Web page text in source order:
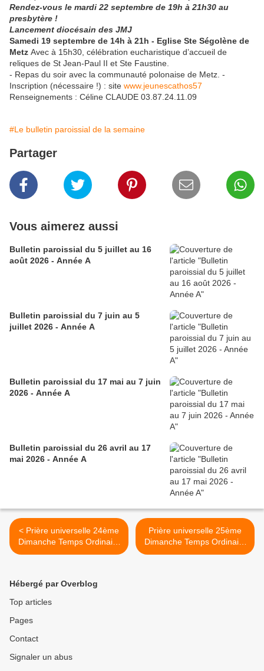
Rendez-vous le mardi 22 septembre de 19h à 21h30 au
presbytère !
Lancement diocésain des JMJ
Samedi 19 septembre de 14h à 21h - Eglise Ste Ségolène de
Metz Avec à 15h30, célébration eucharistique d’accueil de
reliques de St Jean-Paul II et Ste Faustine.
- Repas du soir avec la communauté polonaise de Metz. -
Inscription (nécessaire !) : site www.jeunescathos57
Renseignements : Céline CLAUDE 03.87.24.11.09
#Le bulletin paroissial de la semaine
Partager
Vous aimerez aussi
Bulletin paroissial du 5 juillet au 16
août 2026 - Année A
Bulletin paroissial du 7 juin au 5
juillet 2026 - Année A
Bulletin paroissial du 17 mai au 7 juin
2026 - Année A
Bulletin paroissial du 26 avril au 17
mai 2026 - Année A
< Prière universelle 24ème
Dimanche Temps Ordinaire
13 septembre 2015 Année
Prière universelle 25ème
Dimanche Temps Ordinaire
20 septembre 2015 Année
Hébergé par Overblog
Top articles
Pages
Contact
Signaler un abus